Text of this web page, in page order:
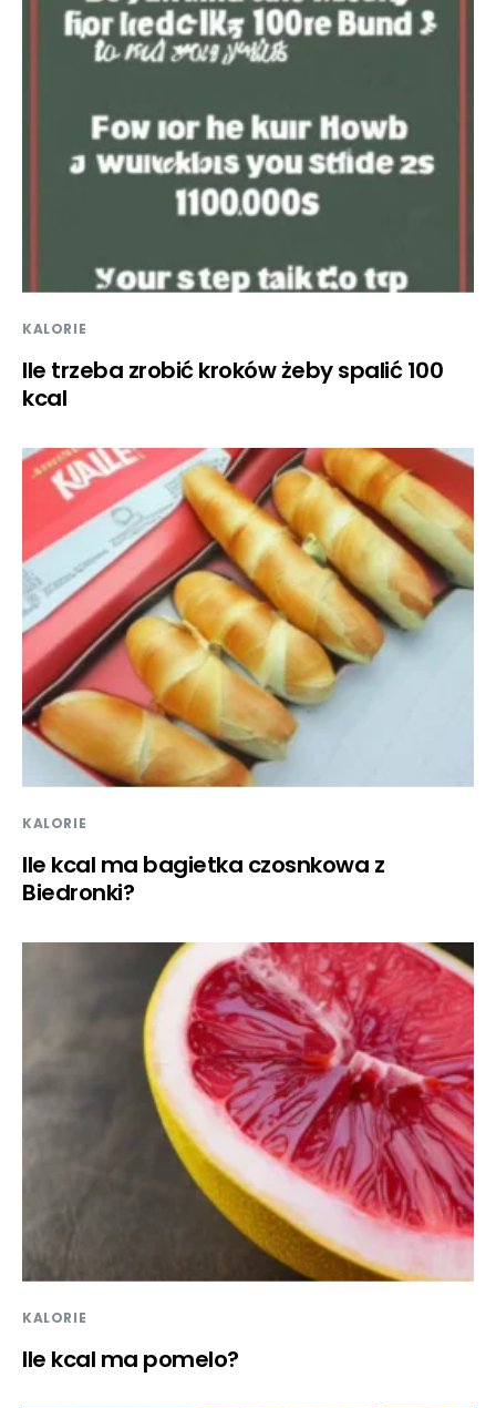
KALORIE
Ile trzeba zrobić kroków żeby spalić 100
kcal
KALORIE
Ile kcal ma bagietka czosnkowa z
Biedronki?
KALORIE
Ile kcal ma pomelo?